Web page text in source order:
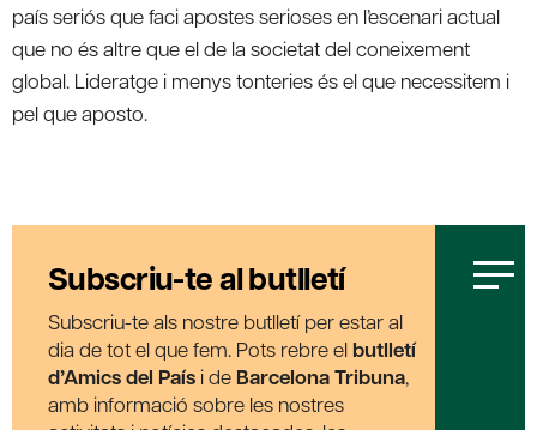
país seriós que faci apostes serioses en l’escenari actual
que no és altre que el de la societat del coneixement
global. Lideratge i menys tonteries és el que necessitem i
pel que aposto.
Subscriu-te al butlletí
Subscriu-te als nostre butlletí per estar al
dia de tot el que fem. Pots rebre el butlletí
d’Amics del País i de Barcelona Tribuna,
amb informació sobre les nostres